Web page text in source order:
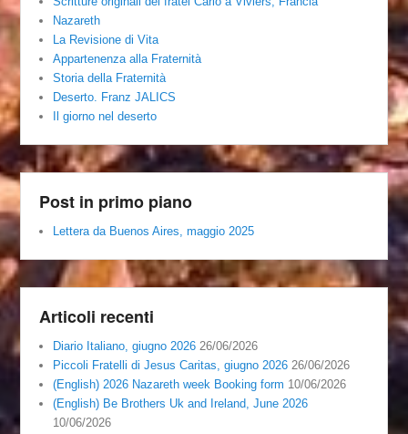
Nazareth
La Revisione di Vita
Appartenenza alla Fraternità
Storia della Fraternità
Deserto. Franz JALICS
Il giorno nel deserto
Post in primo piano
Lettera da Buenos Aires, maggio 2025
Articoli recenti
Diario Italiano, giugno 2026 26/06/2026
Piccoli Fratelli di Jesus Caritas, giugno 2026 26/06/2026
(English) 2026 Nazareth week Booking form 10/06/2026
(English) Be Brothers Uk and Ireland, June 2026
10/06/2026